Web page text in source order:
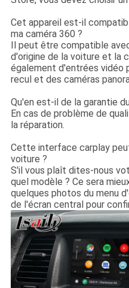
Cet appareil est-il
ma caméra 360 ?
Il peut être compatible
d'origine de la voiture et la
également d'entrées vidéo
recul et des caméras
Qu'en est-il de la garantie
En cas de problème de
la réparation.
Cette interface carplay
voiture ?
S'il vous plaît dites-nous
quel modèle ? Ce sera
quelques photos du menu
de l'écran central pour